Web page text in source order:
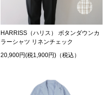
HARRISS（ハリス） ボタンダウンカ
ラーシャツ リネンチェック
20,900円(税1,900円)（税込）